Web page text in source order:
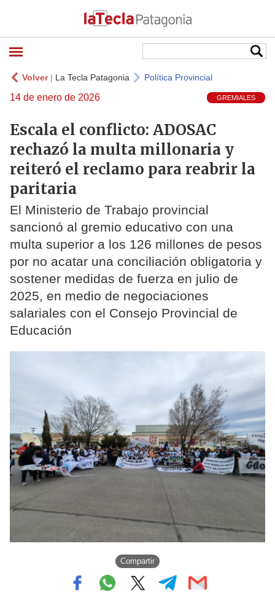
Volver| La Tecla Patagonia Política Provincial
14 de enero de 2026 GREMIALES
Escala el conflicto: ADOSAC
rechazó la multa millonaria y
reiteró el reclamo para reabrir la
paritaria
El Ministerio de Trabajo provincial
sancionó al gremio educativo con una
multa superior a los 126 millones de pesos
por no acatar una conciliación obligatoria y
sostener medidas de fuerza en julio de
2025, en medio de negociaciones
salariales con el Consejo Provincial de
Educación
Compartir